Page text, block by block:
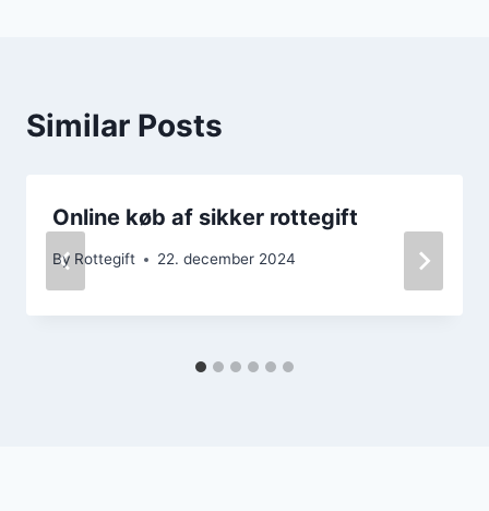
Similar Posts
Online køb af sikker rottegift
By Rottegift 22. december 2024